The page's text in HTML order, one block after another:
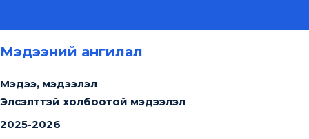
Мэдээний ангилал
Мэдээ, мэдээлэл
Элсэлттэй холбоотой мэдээлэл
2025-2026